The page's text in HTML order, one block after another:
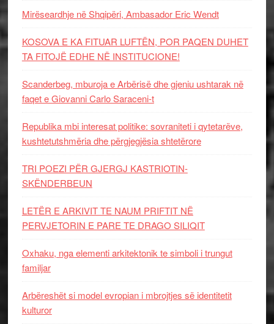
Mirëseardhje në Shqipëri, Ambasador Eric Wendt
KOSOVA E KA FITUAR LUFTËN, POR PAQEN DUHET
TA FITOJË EDHE NË INSTITUCIONE!
Scanderbeg, mburoja e Arbërisë dhe gjeniu ushtarak në
faqet e Giovanni Carlo Saraceni-t
Republika mbi interesat politike: sovraniteti i qytetarëve,
kushtetutshmëria dhe përgjegjësia shtetërore
TRI POEZI PËR GJERGJ KASTRIOTIN-
SKËNDERBEUN
LETËR E ARKIVIT TE NAUM PRIFTIT NË
PERVJETORIN E PARE TE DRAGO SILIQIT
Oxhaku, nga elementi arkitektonik te simboli i trungut
familjar
Arbëreshët si model evropian i mbrojtjes së identitetit
kulturor